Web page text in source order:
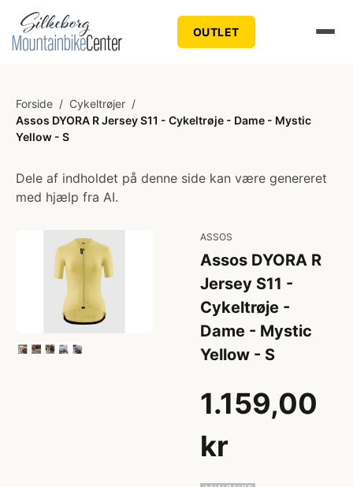
OUTLET
Forside / Cykeltrøjer /
Assos DYORA R Jersey S11 - Cykeltrøje - Dame - Mystic
Yellow - S
Dele af indholdet på denne side kan være genereret
med hjælp fra AI.
ASSOS
Assos DYORA R
Jersey S11 -
Cykeltrøje -
Dame - Mystic
Yellow - S
1.159,00
kr